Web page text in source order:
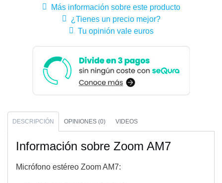
Más información sobre este producto
¿Tienes un precio mejor?
Tu opinión vale euros
DESCRIPCIÓN OPINIONES (0) VIDEOS
Información sobre Zoom AM7
Micrófono estéreo Zoom AM7: